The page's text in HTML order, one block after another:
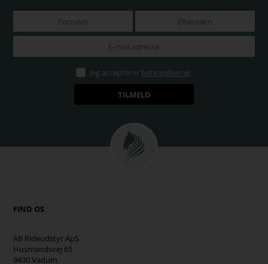
Jeg accepterer betingelserne
FIND OS
AB Rideudstyr ApS
Husmandsvej 65
9430 Vadum